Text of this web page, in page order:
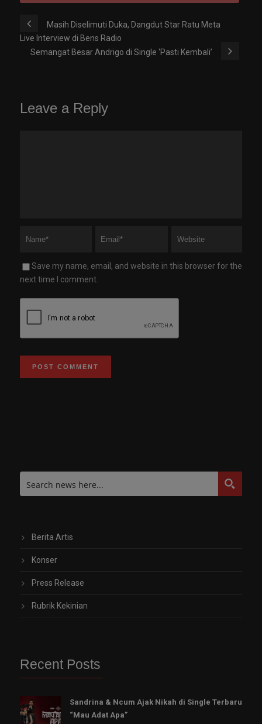
Masih Diselimuti Duka, Dangdut Star Ratu Meta
Live Interview di Bens Radio
Semangat Besar Andrigo di Single ‘Pasti Kembali’
Leave a Reply
Save my name, email, and website in this browser for the
next time I comment.
Berita Artis
Konser
Press Release
Rubrik Kekinian
Recent Posts
Sandrina & Ncum Ajak Nikah di Single Terbaru
“Mau Adat Apa”